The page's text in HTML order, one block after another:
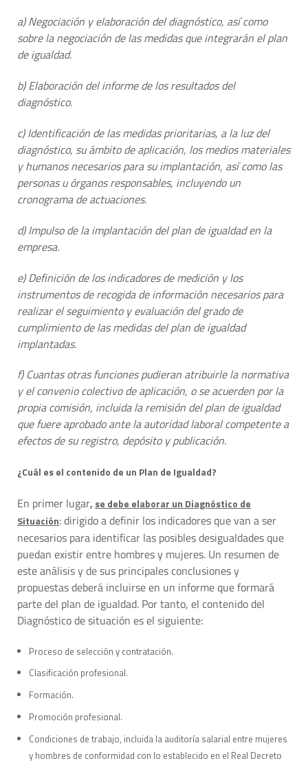
a) Negociación y elaboración del diagnóstico, así como
sobre la negociación de las medidas que integrarán el plan
de igualdad.
b) Elaboración del informe de los resultados del
diagnóstico.
c) Identificación de las medidas prioritarias, a la luz del
diagnóstico, su ámbito de aplicación, los medios materiales
y humanos necesarios para su implantación, así como las
personas u órganos responsables, incluyendo un
cronograma de actuaciones.
d) Impulso de la implantación del plan de igualdad en la
empresa.
e) Definición de los indicadores de medición y los
instrumentos de recogida de información necesarios para
realizar el seguimiento y evaluación del grado de
cumplimiento de las medidas del plan de igualdad
implantadas.
f) Cuantas otras funciones pudieran atribuirle la normativa
y el convenio colectivo de aplicación, o se acuerden por la
propia comisión, incluida la remisión del plan de igualdad
que fuere aprobado ante la autoridad laboral competente a
efectos de su registro, depósito y publicación.
¿Cuál es el contenido de un Plan de Igualdad?
En primer lugar, se debe elaborar un Diagnóstico de
Situación: dirigido a definir los indicadores que van a ser
necesarios para identificar las posibles desigualdades que
puedan existir entre hombres y mujeres. Un resumen de
este análisis y de sus principales conclusiones y
propuestas deberá incluirse en un informe que formará
parte del plan de igualdad. Por tanto, el contenido del
Diagnóstico de situación es el siguiente:
Proceso de selección y contratación.
Clasificación profesional.
Formación.
Promoción profesional.
Condiciones de trabajo, incluida la auditoría salarial entre mujeres
y hombres de conformidad con lo establecido en el Real Decreto